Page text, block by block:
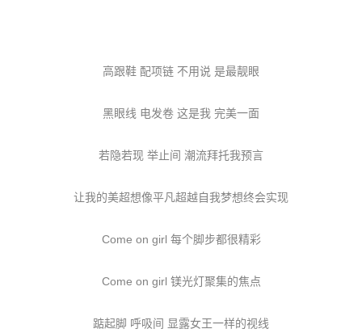
高跟鞋 配项链 不用说 是最靓眼
黑眼线 电发卷 这是我 完美一面
若隐若现 举止间 潮流拜托我预言
让我的美超想像平凡超越自我梦想终会实现
Come on girl 每个脚步都很精彩
Come on girl 镁光灯聚集的焦点
踮起脚 呼吸间 显露女王一样的视线